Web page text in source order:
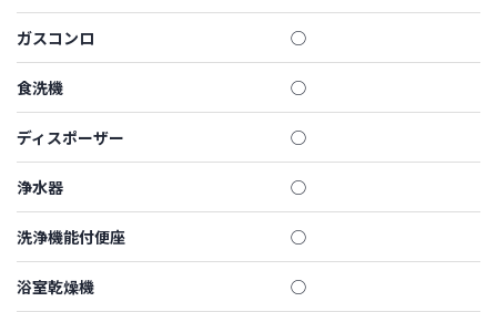
ガスコンロ ◯
食洗機 ◯
ディスポーザー ◯
浄水器 ◯
洗浄機能付便座 ◯
浴室乾燥機 ◯